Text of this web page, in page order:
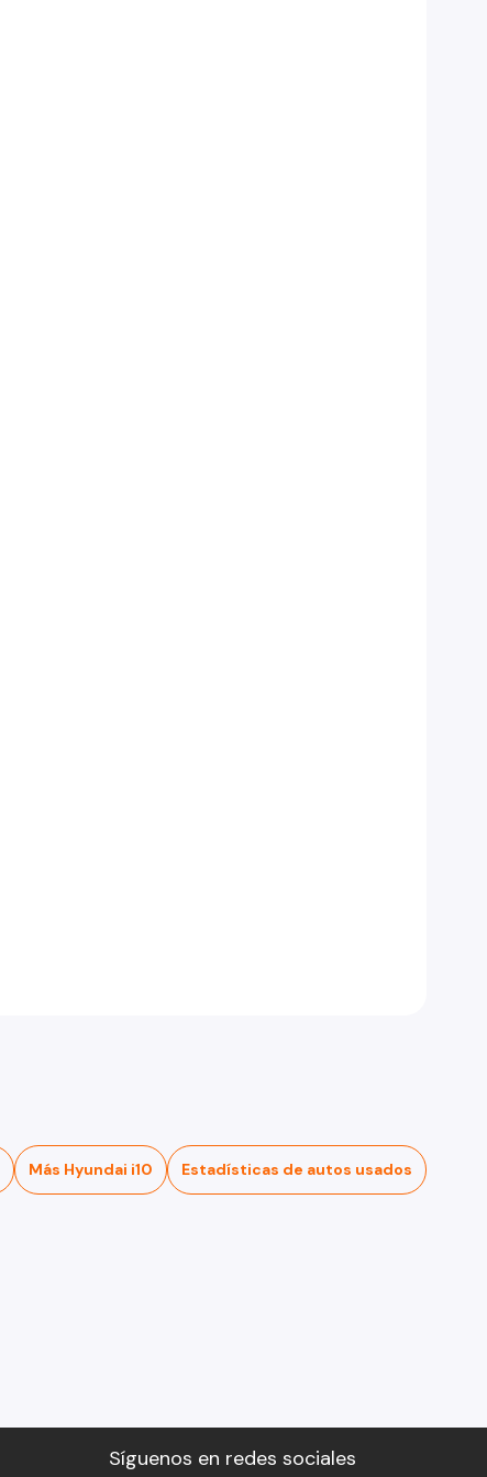
Más Hyundai i10 Estadísticas de autos usados
Síguenos en redes sociales